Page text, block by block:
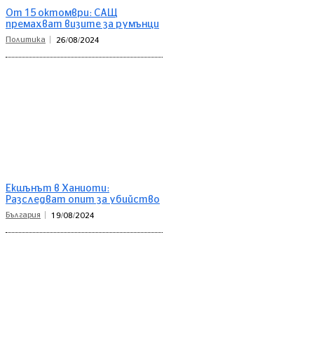
От 15 октомври: САЩ
премахват визите за румънци
Политика 26/08/2024
Екшънът в Ханиоти:
Разследват опит за убийство
България 19/08/2024